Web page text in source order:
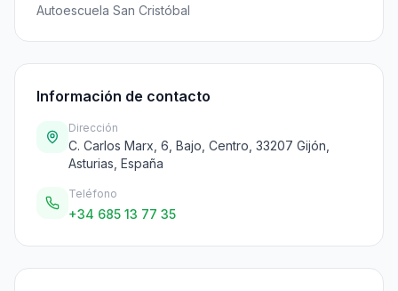
Autoescuela San Cristóbal
Información de contacto
Dirección
C. Carlos Marx, 6, Bajo, Centro, 33207 Gijón,
Asturias, España
Teléfono
+34 685 13 77 35